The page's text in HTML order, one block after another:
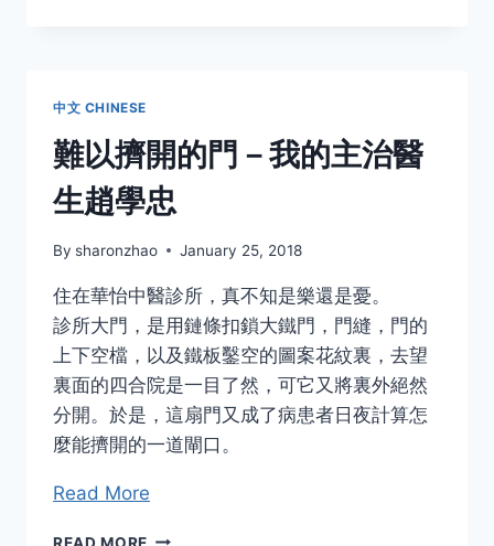
中文 CHINESE
難以擠開的門－我的主治醫
生趙學忠
By sharonzhao January 25, 2018
住在華怡中醫診所，真不知是樂還是憂。
診所大門，是用鏈條扣鎖大鐵門，門縫，門的
上下空檔，以及鐵板鑿空的圖案花紋裏，去望
裏面的四合院是一目了然，可它又將裏外絕然
分開。於是，這扇門又成了病患者日夜計算怎
麼能擠開的一道閘口。
Read More
READ MORE 難